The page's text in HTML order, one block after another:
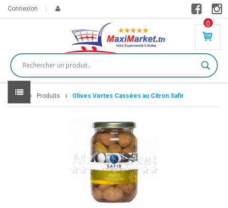
Connexion
0
PR
DU
IT(
S)
Home Produits Olives Vertes Cassées au Citron Safir